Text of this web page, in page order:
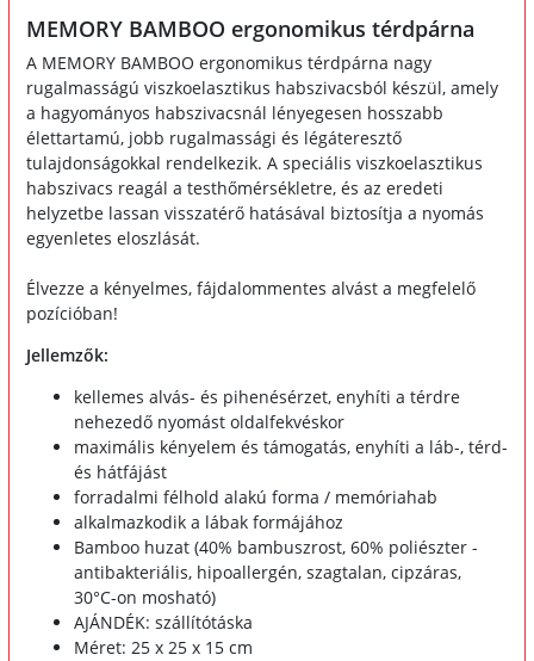
MEMORY BAMBOO ergonomikus térdpárna
A MEMORY BAMBOO ergonomikus térdpárna nagy
rugalmasságú viszkoelasztikus habszivacsból készül, amely
a hagyományos habszivacsnál lényegesen hosszabb
élettartamú, jobb rugalmassági és légáteresztő
tulajdonságokkal rendelkezik. A speciális viszkoelasztikus
habszivacs reagál a testhőmérsékletre, és az eredeti
helyzetbe lassan visszatérő hatásával biztosítja a nyomás
egyenletes eloszlását.
Élvezze a kényelmes, fájdalommentes alvást a megfelelő
pozícióban!
Jellemzők:
kellemes alvás- és pihenésérzet, enyhíti a térdre
nehezedő nyomást oldalfekvéskor
maximális kényelem és támogatás, enyhíti a láb-, térd-
és hátfájást
forradalmi félhold alakú forma / memóriahab
alkalmazkodik a lábak formájához
Bamboo huzat (40% bambuszrost, 60% poliészter -
antibakteriális, hipoallergén, szagtalan, cipzáras,
30°C-on mosható)
AJÁNDÉK: szállítótáska
Méret: 25 x 25 x 15 cm